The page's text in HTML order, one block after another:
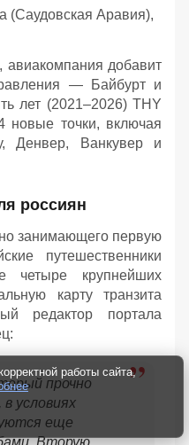
(Саудовская Аравия),
авиакомпания добавит
— Байбурт и
лет (2021–2026) THY
новые точки, включая
Денвер, Ванкувер и
россиян
занимающего первую
путешественники
четыре крупнейших
карту транзита
редактор портала
прочно
условиях
еще
работы сайта,